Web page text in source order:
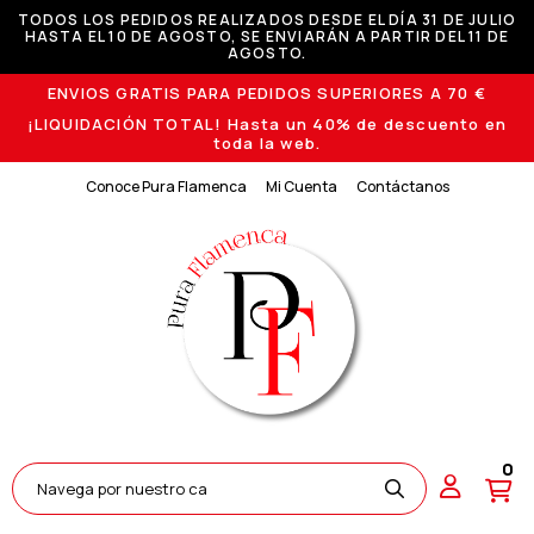
TODOS LOS PEDIDOS REALIZADOS DESDE EL DÍA 31 DE JULIO
HASTA EL 10 DE AGOSTO, SE ENVIARÁN A PARTIR DEL 11 DE
AGOSTO.
ENVIOS GRATIS PARA PEDIDOS SUPERIORES A 70 €
¡LIQUIDACIÓN TOTAL! Hasta un 40% de descuento en
toda la web.
Conoce Pura Flamenca Mi Cuenta Contáctanos
0